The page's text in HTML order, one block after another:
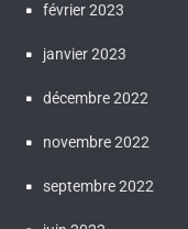
février 2023
janvier 2023
décembre 2022
novembre 2022
septembre 2022